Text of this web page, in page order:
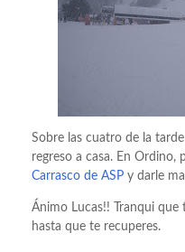
Sobre las cuatro de la
regreso a casa. En Ordino,
Carrasco de ASP y darle
Ánimo Lucas!! Tranqui que
hasta que te recuperes.